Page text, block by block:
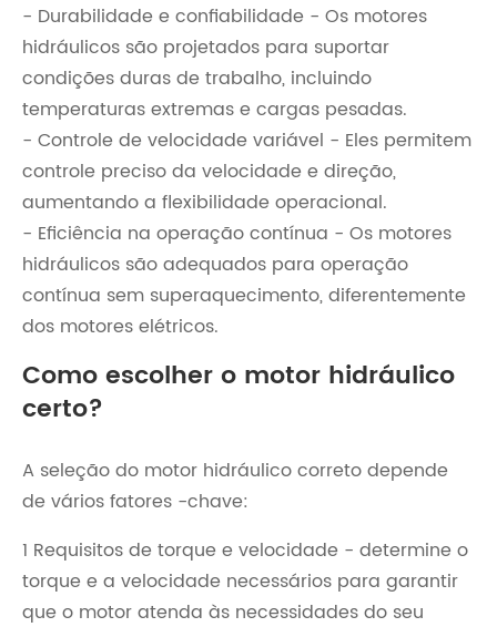
- Durabilidade e confiabilidade - Os motores
hidráulicos são projetados para suportar
condições duras de trabalho, incluindo
temperaturas extremas e cargas pesadas.
- Controle de velocidade variável - Eles permitem
controle preciso da velocidade e direção,
aumentando a flexibilidade operacional.
- Eficiência na operação contínua - Os motores
hidráulicos são adequados para operação
contínua sem superaquecimento, diferentemente
dos motores elétricos.
Como escolher o motor hidráulico
certo?
A seleção do motor hidráulico correto depende
de vários fatores -chave:
1 Requisitos de torque e velocidade - determine o
torque e a velocidade necessários para garantir
que o motor atenda às necessidades do seu